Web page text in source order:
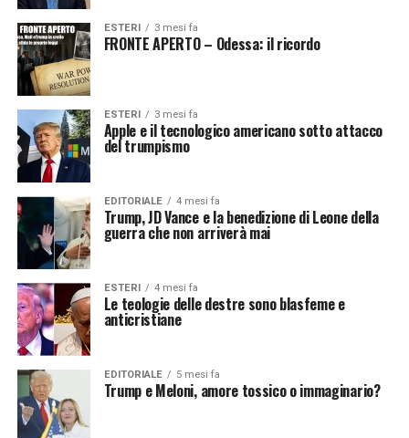
ESTERI 3 mesi fa
FRONTE APERTO – Odessa: il ricordo
ESTERI 3 mesi fa
Apple e il tecnologico americano sotto attacco
del trumpismo
EDITORIALE 4 mesi fa
Trump, JD Vance e la benedizione di Leone della
guerra che non arriverà mai
ESTERI 4 mesi fa
Le teologie delle destre sono blasfeme e
EDITORIALE 5 mesi fa
Trump e Meloni, amore tossico o immaginario?